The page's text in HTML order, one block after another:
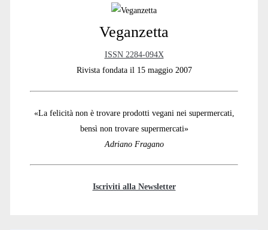
Veganzetta
ISSN 2284-094X
Rivista fondata il 15 maggio 2007
«La felicità non è trovare prodotti vegani nei supermercati,
bensì non trovare supermercati»
Adriano Fragano
Iscriviti alla Newsletter